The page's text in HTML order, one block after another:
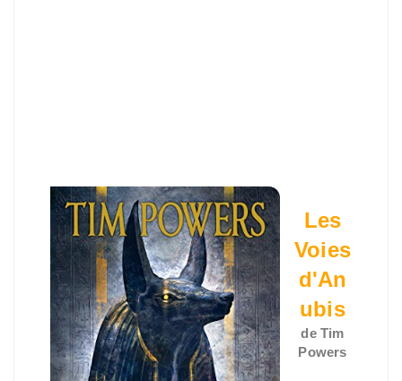
Les
Voies
d'An
ubis
de Tim
Powers